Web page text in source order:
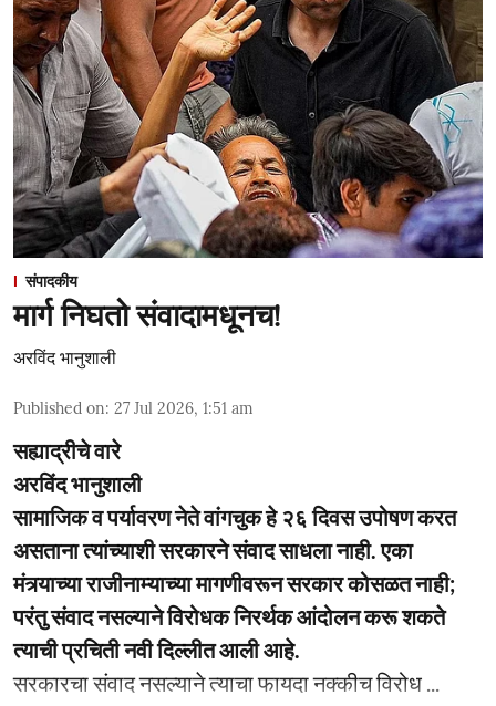
संपादकीय
मार्ग निघतो संवादामधूनच!
अरविंद भानुशाली
Published on: 27 Jul 2026, 1:51 am
सह्याद्रीचे वारे
अरविंद भानुशाली
सामाजिक व पर्यावरण नेते वांगचुक हे २६ दिवस उपोषण करत
असताना त्यांच्याशी सरकारने संवाद साधला नाही. एका
मंत्र्याच्या राजीनाम्याच्या मागणीवरून सरकार कोसळत नाही;
परंतु संवाद नसल्याने विरोधक निरर्थक आंदोलन करू शकते
त्याची प्रचिती नवी दिल्लीत आली आहे.
सरकारचा संवाद नसल्याने त्याचा फायदा नक्कीच विरोध ...